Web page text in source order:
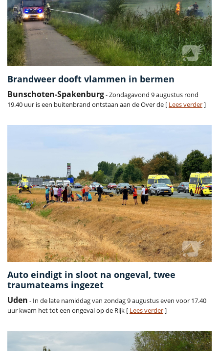
Brandweer dooft vlammen in bermen
Bunschoten-Spakenburg- Zondagavond 9 augustus rond
19.40 uur is een buitenbrand ontstaan aan de Over de [ Lees verder]
Auto eindigt in sloot na ongeval, twee
traumateams ingezet
Uden - In de late namiddag van zondag 9 augustus even voor 17.40
uur kwam het tot een ongeval op de Rijk [ Lees verder]